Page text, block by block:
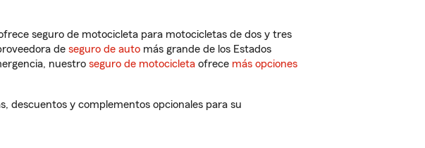
seguro de motocicleta para motocicletas de dos y tres
de seguro de auto más grande de los Estados
nuestro seguro de motocicleta ofrece más opciones
descuentos y complementos opcionales para su